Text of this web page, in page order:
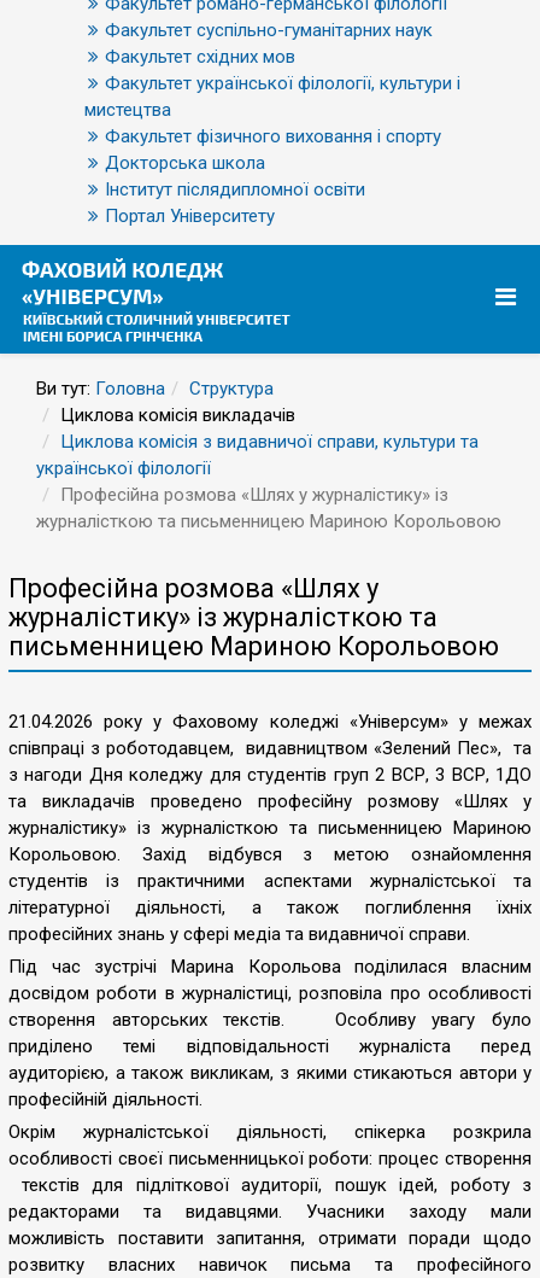
Факультет суспільно-гуманітарних наук
Факультет східних мов
Факультет української філології, культури і
мистецтва
Факультет фізичного виховання і спорту
Докторська школа
Інститут післядипломної освіти
Портал Університету
Ви тут: Головна
Структура
Циклова комісія викладачів
Циклова комісія з видавничої справи, культури та
української філології
Професійна розмова «Шлях у журналістику» із
журналісткою та письменницею Мариною Корольовою
Професійна розмова «Шлях у
журналістику» із журналісткою та
письменницею Мариною Корольовою
21.04.2026 року у Фаховому коледжі «Універсум» у межах
співпраці з роботодавцем, видавництвом «Зелений Пес», та
з нагоди Дня коледжу для студентів груп 2 ВСР, 3 ВСР, 1ДО
та викладачів проведено професійну розмову «Шлях у
журналістику» із журналісткою та письменницею Мариною
Корольовою. Захід відбувся з метою ознайомлення
студентів із практичними аспектами журналістської та
літературної діяльності, а також поглиблення їхніх
професійних знань у сфері медіа та видавничої справи.
Під час зустрічі Марина Корольова поділилася власним
досвідом роботи в журналістиці, розповіла про особливості
створення авторських текстів. Особливу увагу було
приділено темі відповідальності журналіста перед
аудиторією, а також викликам, з якими стикаються автори у
професійній діяльності.
Окрім журналістської діяльності, спікерка розкрила
особливості своєї письменницької роботи: процес створення
текстів для підліткової аудиторії, пошук ідей, роботу з
редакторами та видавцями. Учасники заходу мали
можливість поставити запитання, отримати поради щодо
розвитку власних навичок письма та професійного